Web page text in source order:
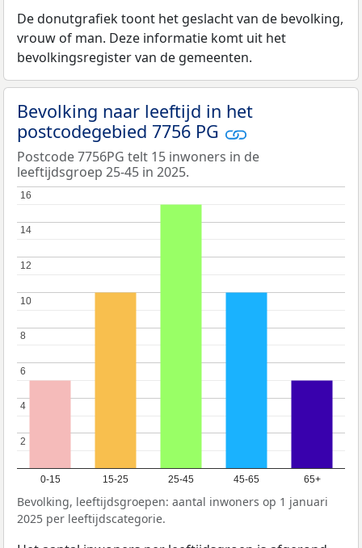
De donutgrafiek toont het geslacht van de bevolking,
vrouw of man. Deze informatie komt uit het
bevolkingsregister van de gemeenten.
Bevolking naar leeftijd in het
postcodegebied 7756 PG
Postcode 7756PG telt 15 inwoners in de
leeftijdsgroep 25-45 in 2025.
0-15 15-25 25-45 45-65 65+
2
2
4
4
6
6
8
8
10
10
12
12
14
14
16
16
Bevolking, leeftijdsgroepen: aantal inwoners op 1 januari
2025 per leeftijdscategorie.